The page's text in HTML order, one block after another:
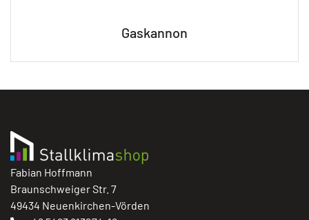
Gaskannon
Fabian Hoffmann
Braunschweiger Str. 7
49434 Neuenkirchen-Vörden